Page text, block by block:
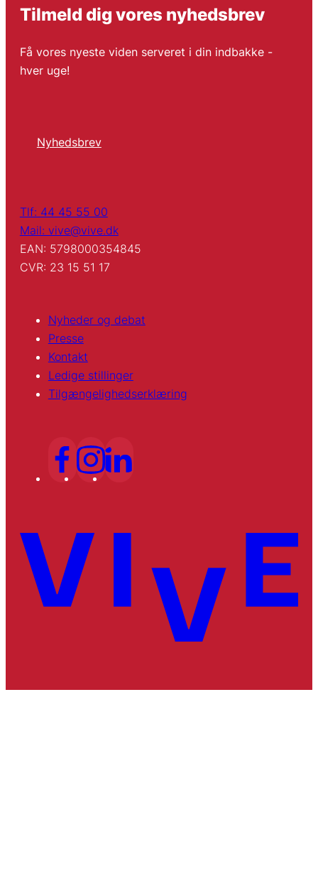
Tilmeld dig vores nyhedsbrev
Få vores nyeste viden serveret i din indbakke -
hver uge!
Nyhedsbrev
Tlf: 44 45 55 00
Mail: vive@vive.dk
EAN: 5798000354845
CVR: 23 15 51 17
Nyheder og debat
Presse
Kontakt
Ledige stillinger
Tilgængelighedserklæring